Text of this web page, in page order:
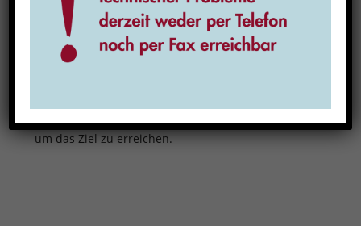
Wie viele Behandlungen notwendig sind ist
individuell unterschiedlich. Vor allem bei akuten
Erkrankungen reichen zuweilen einige Sitzungen,
um Beschwerdelinderung oder -freiheit zu
deutlich mehr Behandlungen eingeplant werden,
um das Ziel zu erreichen.